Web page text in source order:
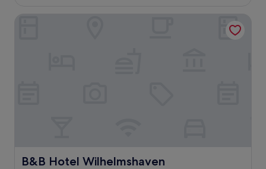
B&B Hotel Wilhelmshaven
B&B Hotel Wilhelmshaven